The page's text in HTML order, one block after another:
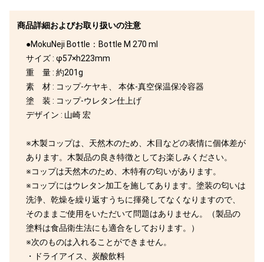
商品詳細およびお取り扱いの注意
●MokuNeji Bottle：Bottle M 270 ml
サイズ : φ57×h223mm
重 量 : 約201g
素 材 : コップ-ケヤキ、 本体-真空保温保冷容器
塗 装 : コップ-ウレタン仕上げ
デザイン : 山崎 宏
※木製コップは、天然木のため、木目などの表情に個体差が
あります。木製品の良き特徴としてお楽しみください。
※コップは天然木のため、木特有の匂いがあります。
※コップにはウレタン加工を施してあります。塗装の匂いは
洗浄、乾燥を繰り返すうちに揮発してなくなりますので、
そのままご使用をいただいて問題はありません。（製品の
塗料は食品衛生法にも適合をしております。）
※次のものは入れることができません。
・ドライアイス、炭酸飲料